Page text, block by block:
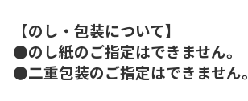
【のし・包装について】
●のし紙のご指定はできません。
●二重包装のご指定はできません。